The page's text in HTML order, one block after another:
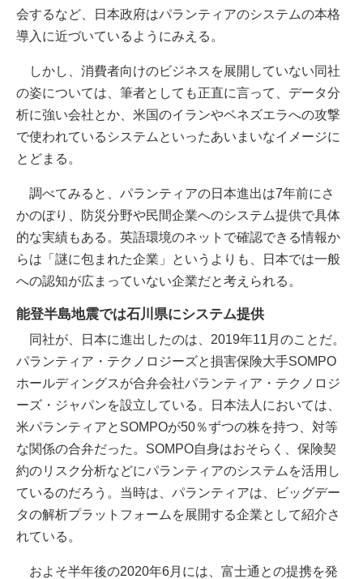
会するなど、日本政府はパランティアのシステムの本格
導入に近づいているようにみえる。
しかし、消費者向けのビジネスを展開していない同社
の姿については、筆者としても正直に言って、データ分
析に強い会社とか、米国のイランやベネズエラへの攻撃
で使われているシステムといったあいまいなイメージに
とどまる。
調べてみると、パランティアの日本進出は7年前にさ
かのぼり、防災分野や民間企業へのシステム提供で具体
的な実績もある。英語環境のネットで確認できる情報か
らは「謎に包まれた企業」というよりも、日本では一般
への認知が広まっていない企業だと考えられる。
能登半島地震では石川県にシステム提供
同社が、日本に進出したのは、2019年11月のことだ。
パランティア・テクノロジーズと損害保険大手SOMPO
ホールディングスが合弁会社パランティア・テクノロジ
ーズ・ジャパンを設立している。日本法人においては、
米パランティアとSOMPOが50％ずつの株を持つ、対等
な関係の合弁だった。SOMPO自身はおそらく、保険契
約のリスク分析などにパランティアのシステムを活用し
ているのだろう。当時は、パランティアは、ビッグデー
タの解析プラットフォームを展開する企業として紹介さ
れている。
およそ半年後の2020年6月には、富士通との提携を発